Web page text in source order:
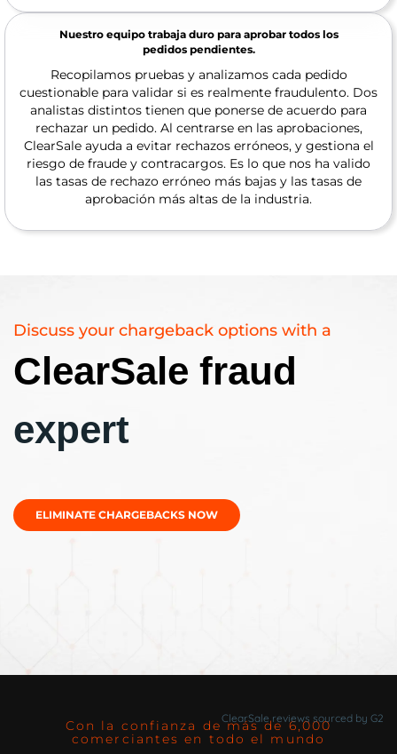
Nuestro equipo trabaja duro para aprobar todos los
pedidos pendientes.
Recopilamos pruebas y analizamos cada pedido
cuestionable para validar si es realmente fraudulento. Dos
analistas distintos tienen que ponerse de acuerdo para
rechazar un pedido. Al centrarse en las aprobaciones,
ClearSale ayuda a evitar rechazos erróneos, y gestiona el
riesgo de fraude y contracargos. Es lo que nos ha valido
las tasas de rechazo erróneo más bajas y las tasas de
aprobación más altas de la industria.
Discuss your chargeback options with a
ClearSale fraud
expert
ELIMINATE CHARGEBACKS NOW
ClearSale reviews sourced by G2
Con la confianza de más de 6,000
comerciantes en todo el mundo